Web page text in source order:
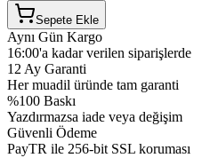
Sepete Ekle
Aynı Gün Kargo
16:00'a kadar verilen siparişlerde
12 Ay Garanti
Her muadil üründe tam garanti
%100 Baskı
Yazdırmazsa iade veya değişim
Güvenli Ödeme
PayTR ile 256-bit SSL koruması